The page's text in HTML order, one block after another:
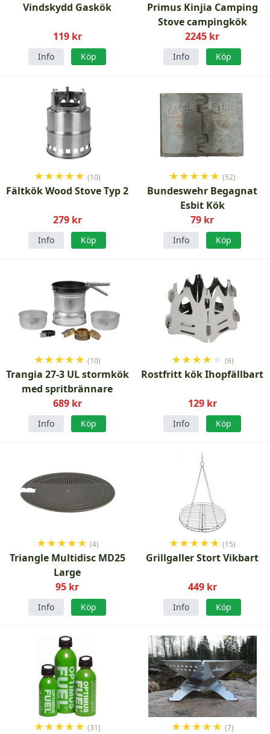
Vindskydd Gaskök
119 kr
Info Köp
Primus Kinjia Camping
Stove campingkök
2245 kr
Info Köp
★★★★★ (10)
Fältkök Wood Stove Typ 2
279 kr
Info Köp
★★★★★ (52)
Bundeswehr Begagnat
Esbit Kök
79 kr
Info Köp
★★★★★ (10)
Trangia 27-3 UL stormkök
med spritbrännare
689 kr
Info Köp
★★★★ ★ (6)
Rostfritt kök Ihopfällbart
129 kr
Info Köp
★★★★★ (4)
Triangle Multidisc MD25
Large
95 kr
Info Köp
★★★★★ (15)
Grillgaller Stort Vikbart
449 kr
Info Köp
★★★★★ (31) ★★★★★ (7)